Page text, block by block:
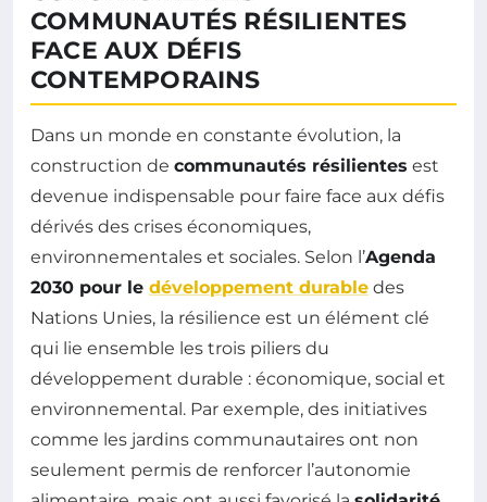
COMMUNAUTÉS RÉSILIENTES
FACE AUX DÉFIS
CONTEMPORAINS
Dans un monde en constante évolution, la
construction de communautés résilientes est
devenue indispensable pour faire face aux défis
dérivés des crises économiques,
environnementales et sociales. Selon l’Agenda
2030 pour le développement durable des
Nations Unies, la résilience est un élément clé
qui lie ensemble les trois piliers du
développement durable : économique, social et
environnemental. Par exemple, des initiatives
comme les jardins communautaires ont non
seulement permis de renforcer l’autonomie